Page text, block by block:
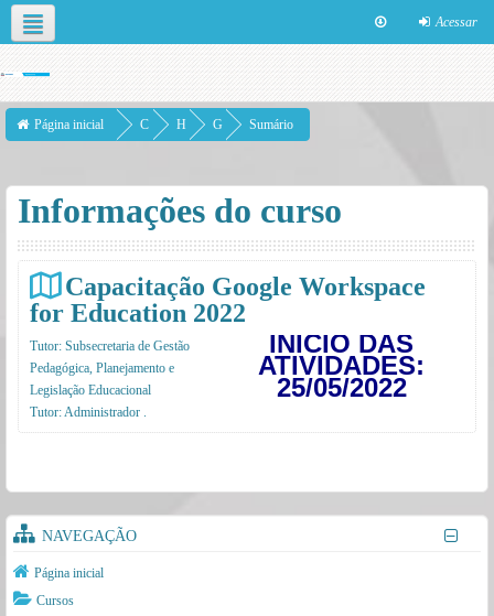
Acessar
Página inicial
C
r
s
o
s
H
P
i
G
o
g
l
e
W
s
a
Sumário
Informações do curso
Capacitação Google Workspace
for Education 2022
INÍCIO DAS
ATIVIDADES:
25/05/2022
Tutor: Subsecretaria de Gestão
Pedagógica, Planejamento e
Legislação Educacional
Tutor:Administrador .
NAVEGAÇÃO
Página inicial
Cursos